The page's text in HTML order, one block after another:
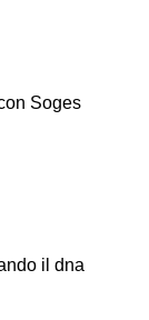
Soges
il dna